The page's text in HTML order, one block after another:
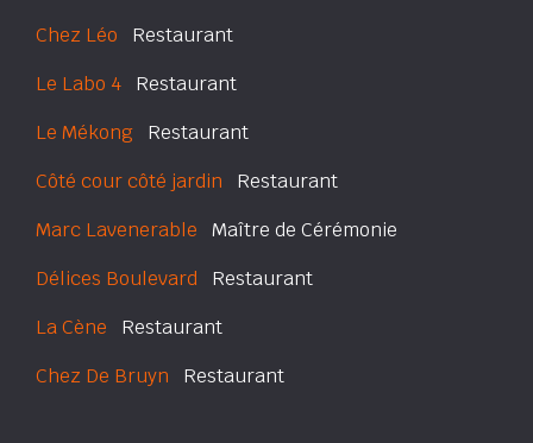
Chez Léo Restaurant
Le Labo 4 Restaurant
Le Mékong Restaurant
Côté cour côté jardin Restaurant
Marc Lavenerable Maître de Cérémonie
Délices Boulevard Restaurant
La Cène Restaurant
Chez De Bruyn Restaurant